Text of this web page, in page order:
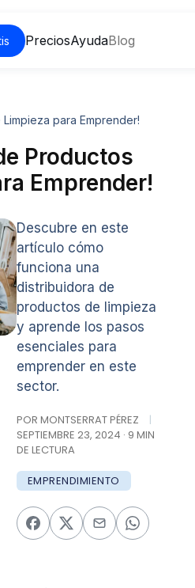
PreciosAyudaBlog
para Emprender!
Productos
Emprender!
Descubre en este
artículo cómo
funciona una
distribuidora de
productos de limpieza
y aprende los pasos
esenciales para
emprender en este
sector.
POR MONTSERRAT PÉREZ
|
SEPTIEMBRE 23, 2024 · 9 MIN
DE LECTURA
EMPRENDIMIENTO